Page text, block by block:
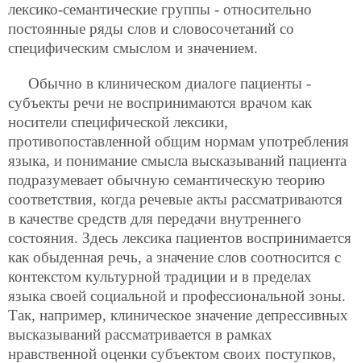
лексико-семантические группы - относительно
постоянные ряды слов и словосочетаний со
специфическим смыслом и значением.
Обычно в клиническом диалоге пациенты -
субъекты речи не воспринимаются врачом как
носители специфической лексики,
противопоставленной общим нормам употребления
языка, и понимание смысла высказываний пациента
подразумевает обычную семантическую теорию
соответствия, когда речевые акты рассматриваются
в качестве средств для передачи внутреннего
состояния. Здесь лексика пациентов воспринимается
как обыденная речь, а значение слов соотносится с
контекстом культурной традиции и в пределах
языка своей социальной и профессиональной зоны.
Так, например, клиническое значение депрессивных
высказываний рассматривается в рамках
нравственной оценки субъектом своих поступков,